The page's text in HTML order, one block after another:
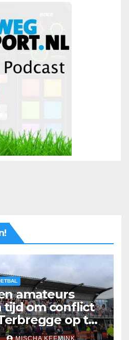
amateurs
tijd om conflict
op te
MISCHA KEEMINK